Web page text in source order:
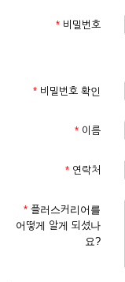
것으로 간주됩니다.
제3조 (약관의 외
관계법령의 규정에
① 서비스 이용계
를 심사, 승낙함으
차를 밟을 수 있습니
② 회원가입시 입력
의 ID가 발급됩니
* 비밀번호
* 비밀번호 확인
* 이름
* 연락처
* 플러스커리어를
어떻게 알게 되셨나
요?